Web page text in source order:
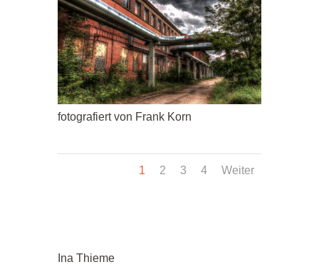
fotografiert von Frank Korn
1 2 3 4 Weiter
Ina Thieme